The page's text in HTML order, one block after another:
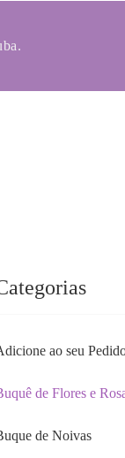
ao seu
de Flores e
de Noivas